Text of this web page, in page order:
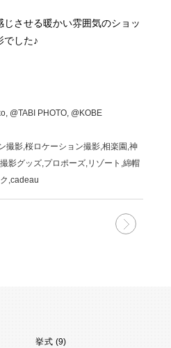
させる暖かい雰囲気のショッ
でした♪
@TABI PHOTO, @KOBE
撮影,桜ロケーション撮影,相楽園,神
影グッズ,プロポーズ,リゾート,綿帽
,cadeau
前の記
挙式 (9)